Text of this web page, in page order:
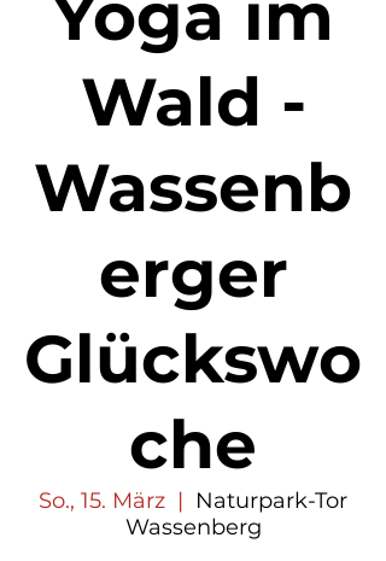
Yoga im
Wald -
Wassenb
erger
Glückswo
che
So., 15. März
  |
Naturpark-Tor
Wassenberg